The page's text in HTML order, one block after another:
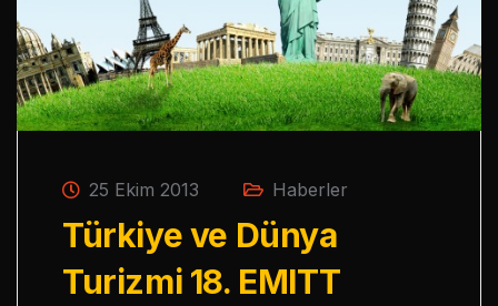
25 Ekim 2013 Haberler
Türkiye ve Dünya
Turizmi 18. EMITT